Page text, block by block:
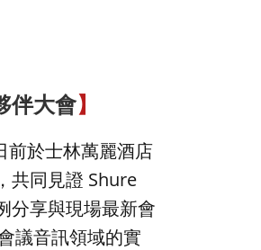
伴大會】
前於士林萬麗酒店
共同見證 Shure
分享與現場最新會
議音訊領域的實